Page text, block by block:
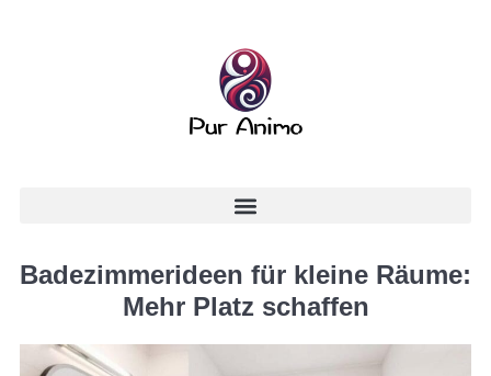
Badezimmerideen für kleine Räume:
Mehr Platz schaffen